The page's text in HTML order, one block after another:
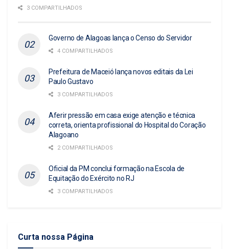
3 COMPARTILHADOS
Governo de Alagoas lança o Censo do Servidor
4 COMPARTILHADOS
Prefeitura de Maceió lança novos editais da Lei
Paulo Gustavo
3 COMPARTILHADOS
Aferir pressão em casa exige atenção e técnica
correta, orienta profissional do Hospital do Coração
Alagoano
2 COMPARTILHADOS
Oficial da PM conclui formação na Escola de
Equitação do Exército no RJ
3 COMPARTILHADOS
Curta nossa Página